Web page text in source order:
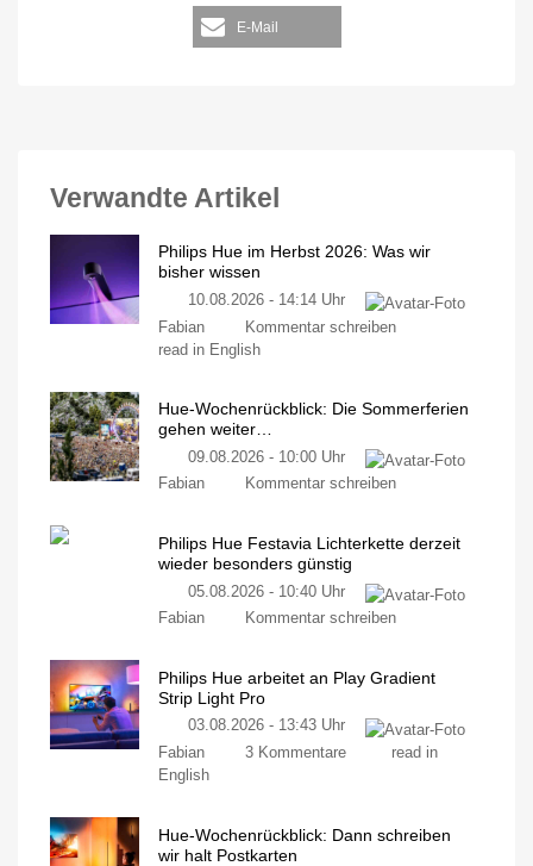
E-Mail
Verwandte Artikel
Philips Hue im Herbst 2026: Was wir
bisher wissen
10.08.2026 - 14:14 Uhr
Fabian
Kommentar schreiben
read in English
Hue-Wochenrückblick: Die Sommerferien
gehen weiter…
09.08.2026 - 10:00 Uhr
Fabian
Kommentar schreiben
Philips Hue Festavia Lichterkette derzeit
wieder besonders günstig
05.08.2026 - 10:40 Uhr
Fabian
Kommentar schreiben
Philips Hue arbeitet an Play Gradient
Strip Light Pro
03.08.2026 - 13:43 Uhr
Fabian
3 Kommentare
read in
English
Hue-Wochenrückblick: Dann schreiben
wir halt Postkarten